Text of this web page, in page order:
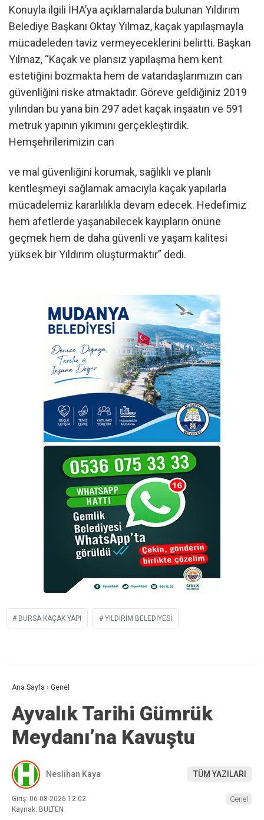
Konuyla ilgili İHA’ya açıklamalarda bulunan Yıldırım
Belediye Başkanı Oktay Yılmaz, kaçak yapılaşmayla
mücadeleden taviz vermeyeceklerini belirtti. Başkan
Yılmaz, “Kaçak ve plansız yapılaşma hem kent
estetiğini bozmakta hem de vatandaşlarımızın can
güvenliğini riske atmaktadır. Göreve geldiğiniz 2019
yılından bu yana bin 297 adet kaçak inşaatın ve 591
metruk yapının yıkımını gerçekleştirdik.
Hemşehrilerimizin can
ve mal güvenliğini korumak, sağlıklı ve planlı
kentleşmeyi sağlamak amacıyla kaçak yapılarla
mücadelemiz kararlılıkla devam edecek. Hedefimiz
hem afetlerde yaşanabilecek kayıpların önüne
geçmek hem de daha güvenli ve yaşam kalitesi
yüksek bir Yıldırım oluşturmaktır” dedi.
BURSA KAÇAK YAPI YILDIRIM BELEDIYESI
Ana Sayfa › Genel
Ayvalık Tarihi Gümrük
Meydanı’na Kavuştu
Neslihan Kaya TÜM YAZILARI
Giriş: 06-08-2026 12:02
Kaynak: BULTEN
Genel